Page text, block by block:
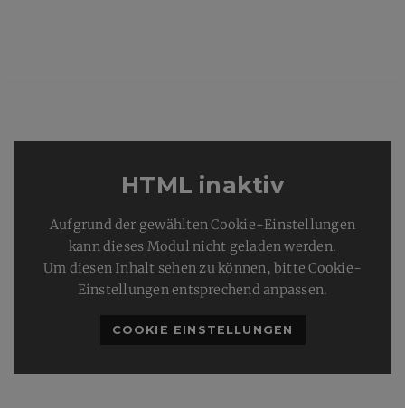
HTML inaktiv
Aufgrund der gewählten Cookie-Einstellungen
kann dieses Modul nicht geladen werden.
Um diesen Inhalt sehen zu können, bitte Cookie-
Einstellungen entsprechend anpassen.
COOKIE EINSTELLUNGEN